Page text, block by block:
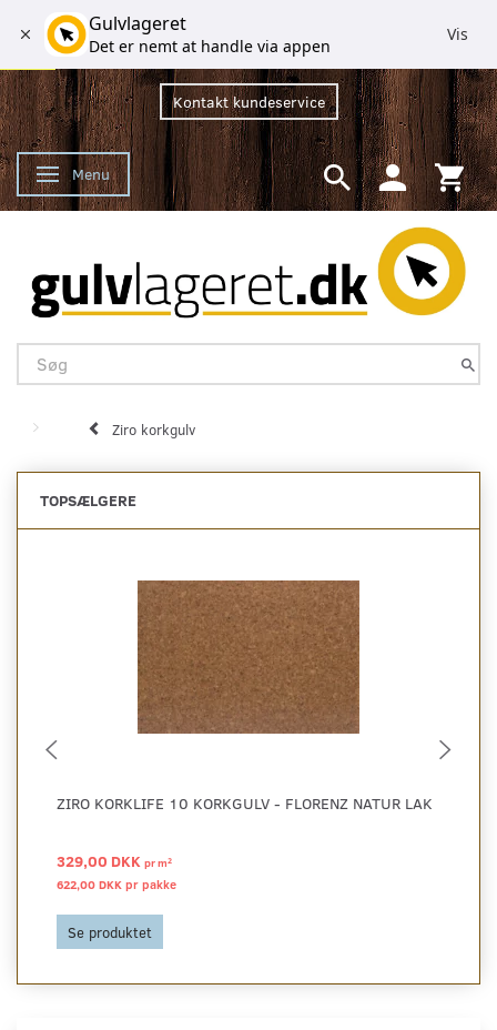
Kontakt kundeservice
Skifte navigation
Menu
Ziro korkgulv
TOPSÆLGERE
ZIRO KORKLIFE 10 KORKGULV - FLORENZ NATUR LAK
329,00 DKK prm2
622,00 DKK pr pakke
Se produktet
Gulvlageret
Det er nemt at handle via appen
Vis